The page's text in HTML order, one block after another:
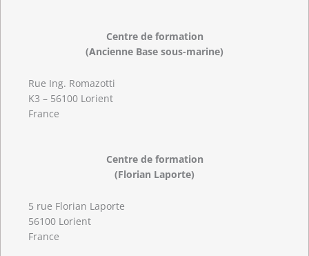
Centre de formation
(Ancienne Base sous-marine)
Rue Ing. Romazotti
K3 – 56100 Lorient
France
Centre de formation
(Florian Laporte)
5 rue Florian Laporte
56100 Lorient
France